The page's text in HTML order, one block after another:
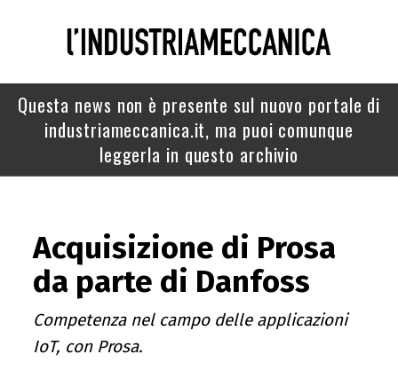
Questa news non è presente sul nuovo portale di
industriameccanica.it, ma puoi comunque
leggerla in questo archivio
Acquisizione di Prosa
da parte di Danfoss
Competenza nel campo delle applicazioni
IoT, con Prosa.